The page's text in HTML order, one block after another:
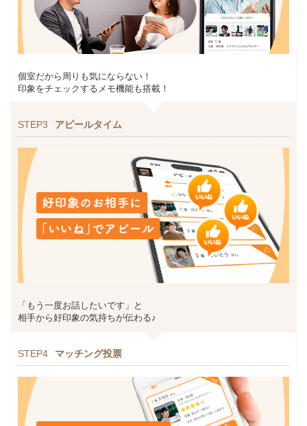
個室だから周りも気にならない！
印象をチェックするメモ機能も搭載！
STEP3 アピールタイム
「もう一度お話したいです」と
相手から好印象の気持ちが伝わる♪
STEP4 マッチング投票